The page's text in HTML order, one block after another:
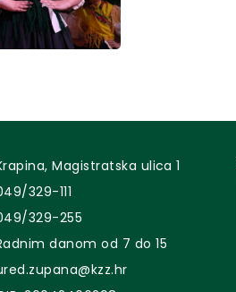
Magistratska ulica 1
329-111
329-255
danom od 7 do 15